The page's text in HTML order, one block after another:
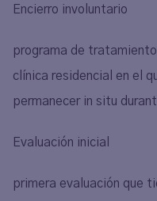
Encierro involuntario
programa de
clínica residencial en el
permanecer in situ
Evaluación inicial
primera evaluación que